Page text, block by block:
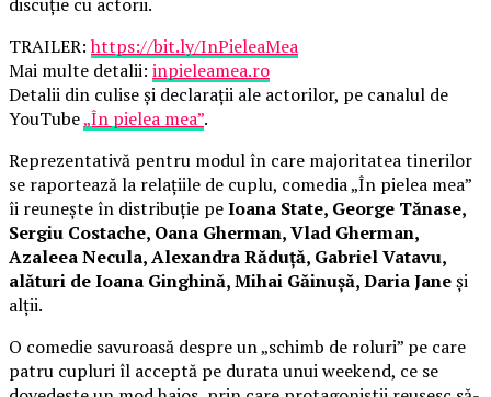
TRAILER:https://bit.ly/InPieleaMea
Mai multe detalii: inpieleamea.ro
Detalii din culise și declarații ale actorilor, pe canalul de
YouTube„În pielea mea”.
Reprezentativă pentru modul în care majoritatea tinerilor
se raportează la relațiile de cuplu, comedia „În pielea mea”
îi reunește în distribuție peIoana State, George Tănase,
Sergiu Costache, Oana Gherman, Vlad Gherman,
Azaleea Necula, Alexandra Răduță, Gabriel Vatavu,
alături de Ioana Ginghină, Mihai Găinușă, Daria Janeși
alții.
O comedie savuroasă despre un „schimb de roluri” pe care
patru cupluri îl acceptă pe durata unui weekend, ce se